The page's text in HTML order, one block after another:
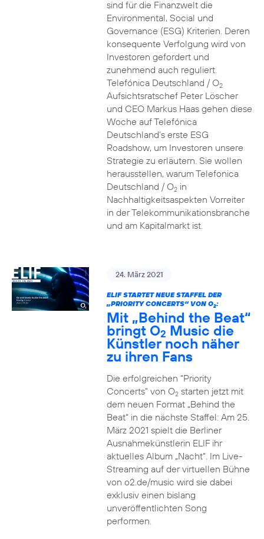
sind für die Finanzwelt die
Environmental, Social und
Governance (ESG) Kriterien. Deren
konsequente Verfolgung wird von
Investoren gefordert und
zunehmend auch reguliert.
Telefónica Deutschland / O2
Aufsichtsratschef Peter Löscher
und CEO Markus Haas gehen diese
Woche auf Telefónica
Deutschland’s erste ESG
Roadshow, um Investoren unsere
Strategie zu erläutern. Sie wollen
herausstellen, warum Telefonica
Deutschland / O2in
Nachhaltigkeitsaspekten Vorreiter
in der Telekommunikationsbranche
und am Kapitalmarkt ist.
24. März 2021
ELIF STARTET NEUE STAFFEL DER
„PRIORITY CONCERTS“ VON O2:
Mit „Behind the Beat“
bringt O2 Music die
Künstler noch näher
zu ihren Fans
Die erfolgreichen “Priority
Concerts” von O2starten jetzt mit
dem neuen Format „Behind the
Beat“ in die nächste Staffel: Am 25.
März 2021 spielt die Berliner
Ausnahmekünstlerin ELIF ihr
aktuelles Album „Nacht“. Im Live-
Streaming auf der virtuellen Bühne
von o2.de/music wird sie dabei
exklusiv einen bislang
unveröffentlichten Song
performen.